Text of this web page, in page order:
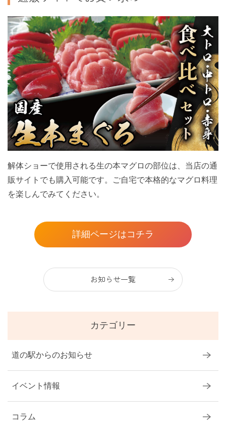
解体ショーで使用される生の本マグロの部位は、当店の通
販サイトでも購入可能です。ご自宅で本格的なマグロ料理
を楽しんでみてください。
詳細ページはコチラ
お知らせ一覧
カテゴリー
道の駅からのお知らせ
イベント情報
コラム